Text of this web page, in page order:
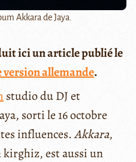
Akkara de Jaya.
ici un article publié le
version allemande.
studio du DJ et
sorti le 16 octobre
influences.Akkara,
est aussi un